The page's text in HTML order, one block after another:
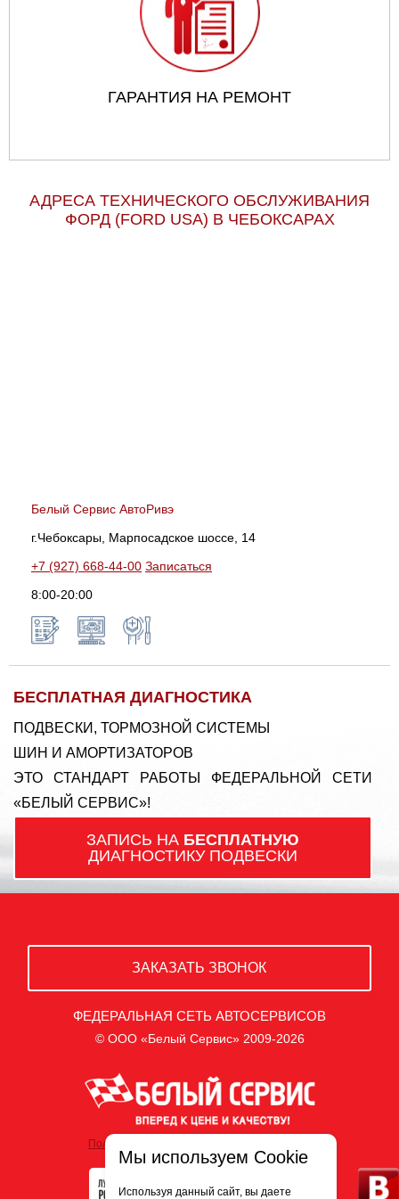
ГАРАНТИЯ НА РЕМОНТ
АДРЕСА ТЕХНИЧЕСКОГО ОБСЛУЖИВАНИЯ
ФОРД (FORD USA) В ЧЕБОКСАРАХ
Белый Сервис АвтоРивэ
г.Чебоксары, Марпосадское шоссе, 14
+7 (927) 668-44-00 Записаться
8:00-20:00
БЕСПЛАТНАЯ ДИАГНОСТИКА
ПОДВЕСКИ, ТОРМОЗНОЙ СИСТЕМЫ
ШИН И АМОРТИЗАТОРОВ
ЭТО СТАНДАРТ РАБОТЫ ФЕДЕРАЛЬНОЙ СЕТИ
«БЕЛЫЙ СЕРВИС»!
ЗАПИСЬ НА БЕСПЛАТНУЮ
ДИАГНОСТИКУ ПОДВЕСКИ
ЗАКАЗАТЬ ЗВОНОК
ФЕДЕРАЛЬНАЯ СЕТЬ АВТОСЕРВИСОВ
© ООО «Белый Сервис» 2009-2026
Политика обработки персональных данных
Мы используем Cookie
Используя данный сайт, вы даете